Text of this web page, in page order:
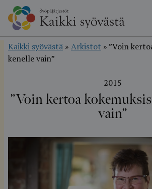
Hyppää
sisältöön
Kaikki syövästä » Arkistot »”Voin
kenelle vain”
2015
”Voin kertoa
vain”